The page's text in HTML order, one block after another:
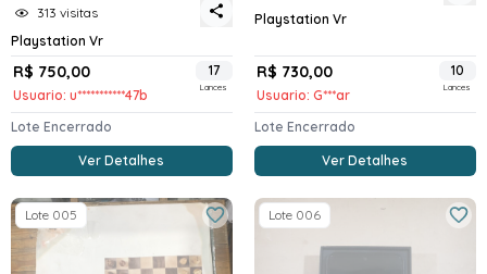
313 visitas
Playstation Vr
R$ 750,00
Usuario: u***********47b
17
Lances
Lote Encerrado
Ver Detalhes
Playstation Vr
R$ 730,00
Usuario: G***ar
10
Lances
Lote Encerrado
Ver Detalhes
Lote 005 Lote 006